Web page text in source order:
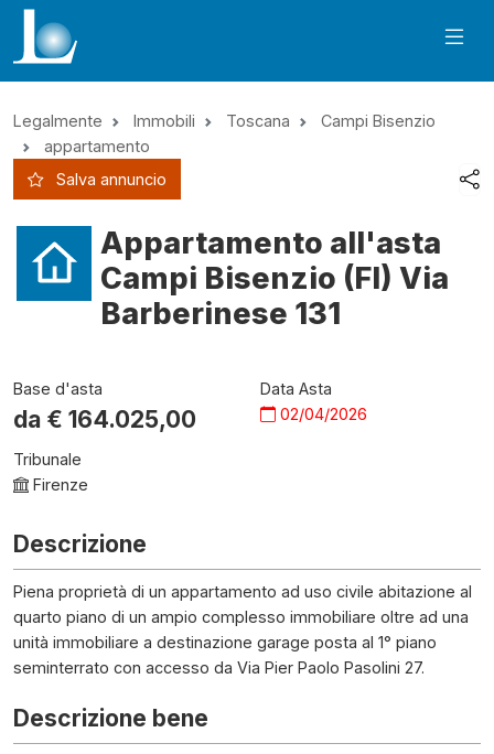
Legalmente Immobili Toscana
Campi Bisenzio
appartamento
Salva annuncio
Appartamento all'asta
Campi Bisenzio (FI) Via
Barberinese 131
Base d'asta
da € 164.025,00
Data Asta
02/04/2026
Tribunale
Firenze
Descrizione
Piena proprietà di un appartamento ad uso civile abitazione al
quarto piano di un ampio complesso immobiliare oltre ad una
unità immobiliare a destinazione garage posta al 1° piano
seminterrato con accesso da Via Pier Paolo Pasolini 27.
Descrizione bene